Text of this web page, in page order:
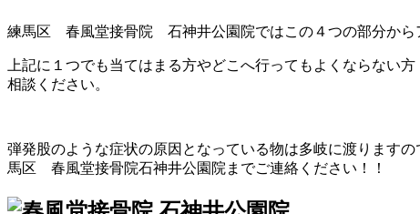
練馬区 春風堂接骨院 石神井公園院ではこの４つの部分から
上記に１つでも当てはまる方やどこへ行ってもよくならない
相談ください。
弾発股のような症状の原因となっている物は多岐に渡ります
馬区 春風堂接骨院石神井公園院までご連絡ください！！